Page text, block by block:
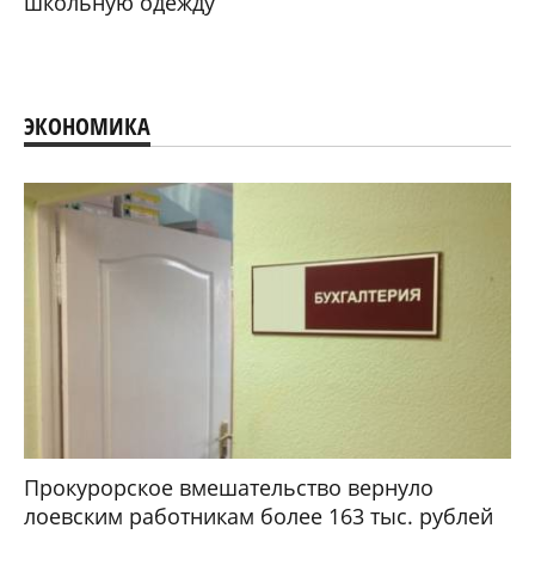
ЭКОНОМИКА
Прокурорское вмешательство вернуло
лоевским работникам более 163 тыс. рублей